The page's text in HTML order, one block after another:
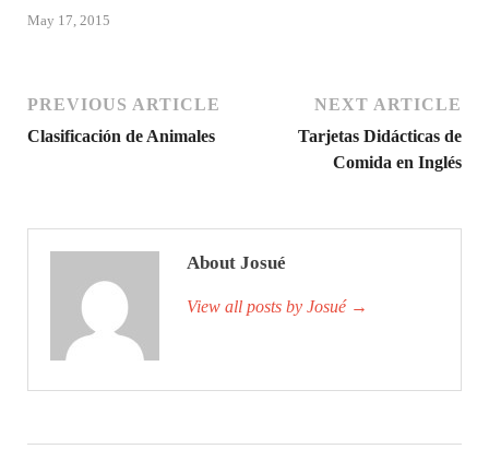
May 17, 2015
PREVIOUS ARTICLE
Clasificación de Animales
NEXT ARTICLE
Tarjetas Didácticas de
Comida en Inglés
About Josué
View all posts by Josué →